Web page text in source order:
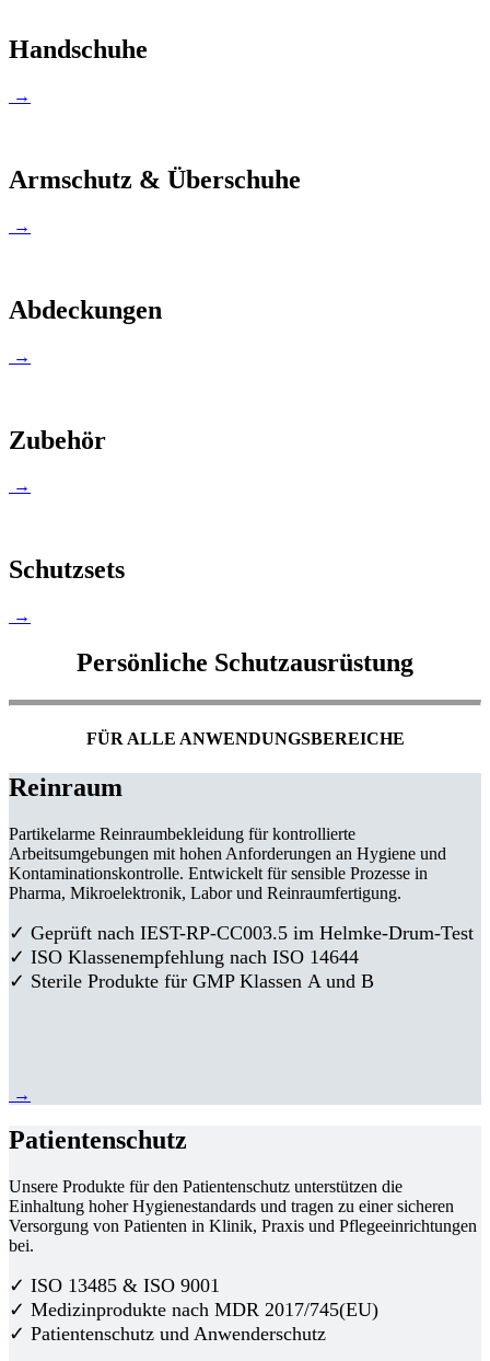
Handschuhe
→
Armschutz & Überschuhe
→
Abdeckungen
→
Zubehör
→
Schutzsets
→
Persönliche Schutzausrüstung
FÜR ALLE ANWENDUNGSBEREICHE
Reinraum
Partikelarme Reinraumbekleidung für kontrollierte
Arbeitsumgebungen mit hohen Anforderungen an Hygiene und
Kontaminationskontrolle. Entwickelt für sensible Prozesse in
Pharma, Mikroelektronik, Labor und Reinraumfertigung.
✓ Geprüft nach IEST-RP-CC003.5 im Helmke-Drum-Test
✓ ISO Klassenempfehlung nach ISO 14644
✓ Sterile Produkte für GMP Klassen A und B
→
Patientenschutz
Unsere Produkte für den Patientenschutz unterstützen die
Einhaltung hoher Hygienestandards und tragen zu einer sicheren
Versorgung von Patienten in Klinik, Praxis und Pflegeeinrichtungen
bei.
✓ ISO 13485 & ISO 9001
✓ Medizinprodukte nach MDR 2017/745(EU)
✓ Patientenschutz und Anwenderschutz